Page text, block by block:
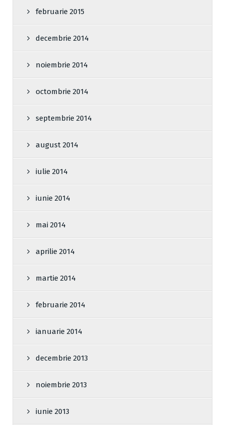
februarie 2015
decembrie 2014
noiembrie 2014
octombrie 2014
septembrie 2014
august 2014
iulie 2014
iunie 2014
mai 2014
aprilie 2014
martie 2014
februarie 2014
ianuarie 2014
decembrie 2013
noiembrie 2013
iunie 2013